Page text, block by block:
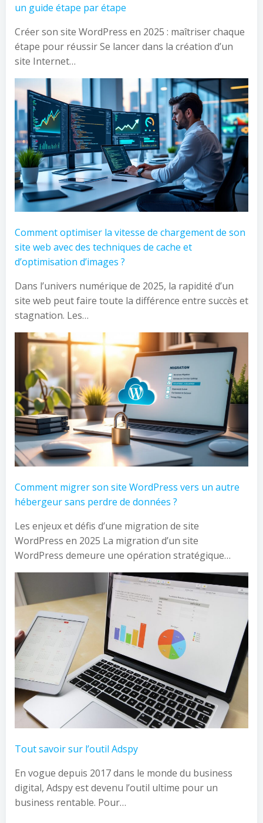
un guide étape par étape
Créer son site WordPress en 2025 : maîtriser chaque
étape pour réussir Se lancer dans la création d’un
site Internet…
Comment optimiser la vitesse de chargement de son
site web avec des techniques de cache et
d’optimisation d’images ?
Dans l’univers numérique de 2025, la rapidité d’un
site web peut faire toute la différence entre succès et
stagnation. Les…
Comment migrer son site WordPress vers un autre
hébergeur sans perdre de données ?
Les enjeux et défis d’une migration de site
WordPress en 2025 La migration d’un site
WordPress demeure une opération stratégique…
Tout savoir sur l’outil Adspy
En vogue depuis 2017 dans le monde du business
digital, Adspy est devenu l’outil ultime pour un
business rentable. Pour…